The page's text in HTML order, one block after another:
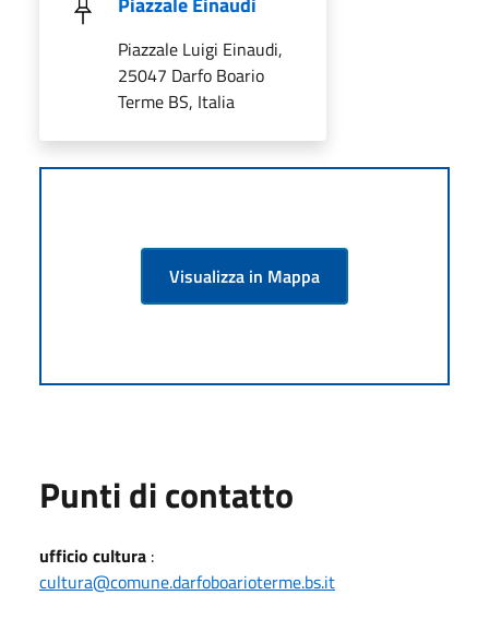
Piazzale Luigi Einaudi,
25047 Darfo Boario
Terme BS, Italia
Visualizza in Mappa
Punti di contatto
ufficio cultura :
cultura@comune.darfoboarioterme.bs.it